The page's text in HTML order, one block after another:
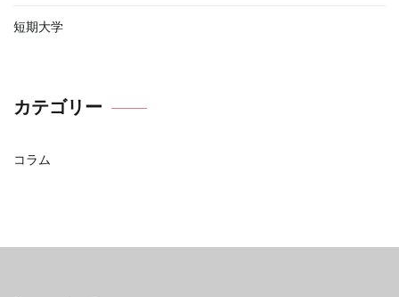
短期大学
カテゴリー
コラム